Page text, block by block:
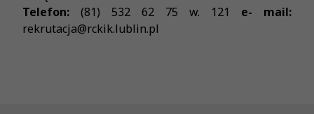
Telefon: (81) 532 62 75 w. 121 e- mail:
rekrutacja@rckik.lublin.pl